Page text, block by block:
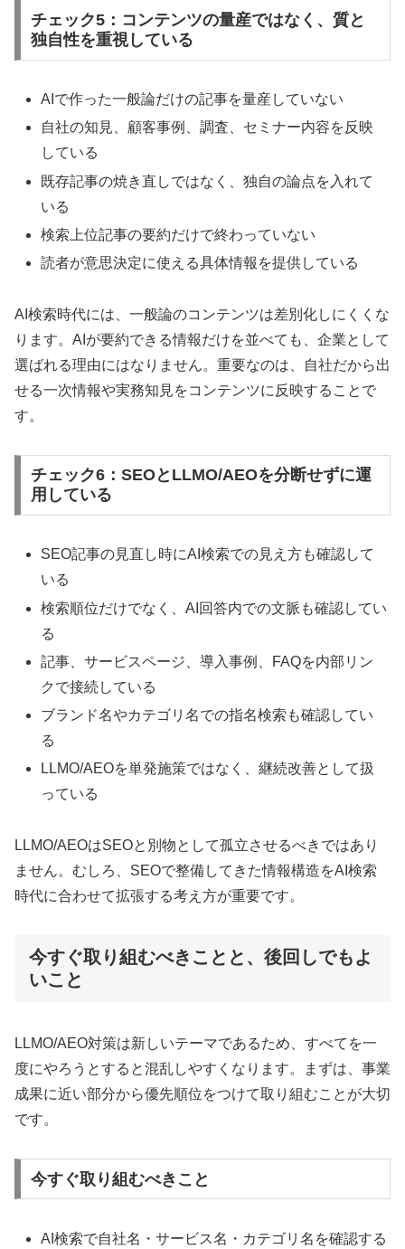
チェック5：コンテンツの量産ではなく、質と
独自性を重視している
AIで作った一般論だけの記事を量産していない
自社の知見、顧客事例、調査、セミナー内容を反映
している
既存記事の焼き直しではなく、独自の論点を入れて
いる
検索上位記事の要約だけで終わっていない
読者が意思決定に使える具体情報を提供している
AI検索時代には、一般論のコンテンツは差別化しにくくな
ります。AIが要約できる情報だけを並べても、企業として
選ばれる理由にはなりません。重要なのは、自社だから出
せる一次情報や実務知見をコンテンツに反映することで
す。
チェック6：SEOとLLMO/AEOを分断せずに運
用している
SEO記事の見直し時にAI検索での見え方も確認して
いる
検索順位だけでなく、AI回答内での文脈も確認してい
る
記事、サービスページ、導入事例、FAQを内部リン
クで接続している
ブランド名やカテゴリ名での指名検索も確認してい
る
LLMO/AEOを単発施策ではなく、継続改善として扱
っている
LLMO/AEOはSEOと別物として孤立させるべきではあり
ません。むしろ、SEOで整備してきた情報構造をAI検索
時代に合わせて拡張する考え方が重要です。
今すぐ取り組むべきことと、後回しでもよ
いこと
LLMO/AEO対策は新しいテーマであるため、すべてを一
度にやろうとすると混乱しやすくなります。まずは、事業
成果に近い部分から優先順位をつけて取り組むことが大切
です。
今すぐ取り組むべきこと
AI検索で自社名・サービス名・カテゴリ名を確認する